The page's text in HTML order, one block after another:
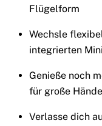
Flügelform
Wechsle
integrierten
Genieße noch
für große
Verlasse dich